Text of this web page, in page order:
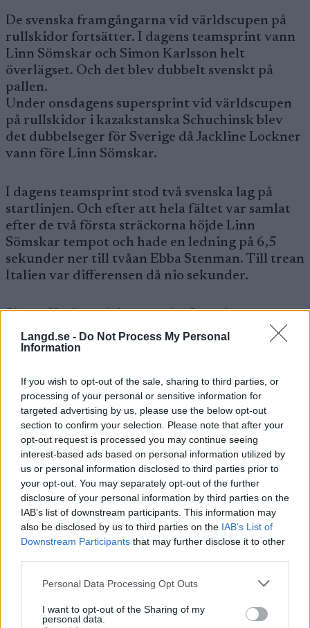
Langd.se - Do Not Process My Personal
Information
If you wish to opt-out of the sale, sharing to third parties, or
processing of your personal or sensitive information for
targeted advertising by us, please use the below opt-out
section to confirm your selection. Please note that after your
opt-out request is processed you may continue seeing
interest-based ads based on personal information utilized by
us or personal information disclosed to third parties prior to
your opt-out. You may separately opt-out of the further
disclosure of your personal information by third parties on the
IAB’s list of downstream participants. This information may
also be disclosed by us to third parties on the IAB’s List of
Downstream Participants that may further disclose it to other
Please note that this website/app uses one or more Google
not limited to your visit or usage behaviour. You may click to
grant or deny consent to Google and its third-party tags to
Personal Data Processing Opt Outs
I want to opt-out of the Sharing of my
personal data.
De svenska framgångarna vid världscupen på
rullskidor fortsätter. I dagens teamsprint vann
Linn Sömskar och Simon Karlsson helt
överlägset. Och det blev dubbelt svenskt på
pallen.
Under onsdagens supersprint vid världscupen
på rullskidor i kazakstanska Schuchinsk blev
det dubbelseger för Sverige då Jackline Lockner
vann före Linn Sömskar.
I dagens teamsprint stod två svenska lag på
startlinjen. Och efter att hela fältet var samlat
efter de två första sträckorna höjde Linn
Sömskar tempot och hade en ledning på 6,5
sekunder ner till tvåan Ebba Stenman. Till trean
Italien var differensen då nio sekunder.
Simon Karlsson i det svenska förstalaget
lyckades hålla undan, och på sin sista sträcka
utökade Sömskar ytterligare. Vid målgång var
Kazakstan 17 sekunder.
Där bakom var det desto tajtare, och det
svenska andralaget med Ebba Stenman och Erik
Fransson var fyra i mål, men Italien tilldömdes
ett tidsstraff vilket betyder att Sverige blev trea.
Under fredagen är det tävlingsfritt, innan
tävlingarna fortsätter på lördagen med ett lopp
med individuell start.
Resultat Teamsprint
16.48,9